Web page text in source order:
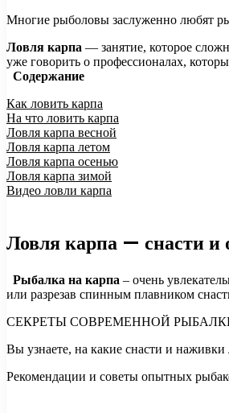
Многие рыболовы заслуженно любят
Ловля карпа — занятие, которое
уже говорить о профессионалах,
Содержание
Как ловить карпа
На что ловить карпа
Ловля карпа весной
Ловля карпа летом
Ловля карпа осенью
Ловля карпа зимой
Видео ловли карпа
Ловля карпа — снасти и
Рыбалка на карпа – очень
или разрезав спинным плавником
СЕКРЕТЫ СОВРЕМЕННОЙ РЫБАЛКИ
Вы узнаете, на какие снасти и наживки
Рекомендации и советы опытных